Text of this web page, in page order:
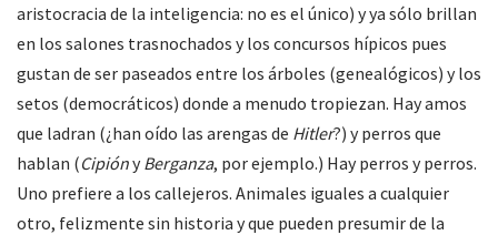
aristocracia de la inteligencia: no es el único) y ya sólo brillan
en los salones trasnochados y los concursos hípicos pues
gustan de ser paseados entre los árboles (genealógicos) y los
setos (democráticos) donde a menudo tropiezan. Hay amos
que ladran (¿han oído las arengas de Hitler?) y perros que
hablan (CipiónyBerganza, por ejemplo.) Hay perros y perros.
Uno prefiere a los callejeros. Animales iguales a cualquier
otro, felizmente sin historia y que pueden presumir de la